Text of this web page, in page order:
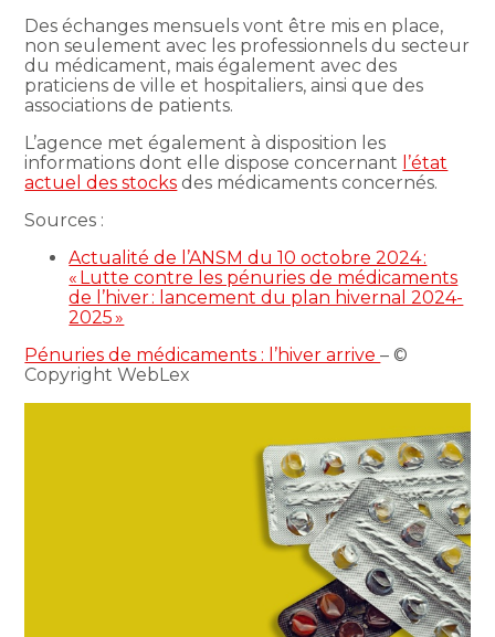
Des échanges mensuels vont être mis en place,
non seulement avec les professionnels du secteur
du médicament, mais également avec des
praticiens de ville et hospitaliers, ainsi que des
associations de patients.
L’agence met également à disposition les
informations dont elle dispose concernant l’état
actuel des stocks des médicaments concernés.
Sources :
Actualité de l’ANSM du 10 octobre 2024 :
« Lutte contre les pénuries de médicaments
de l’hiver : lancement du plan hivernal 2024-
2025 »
Pénuries de médicaments : l’hiver arrive– ©
Copyright WebLex